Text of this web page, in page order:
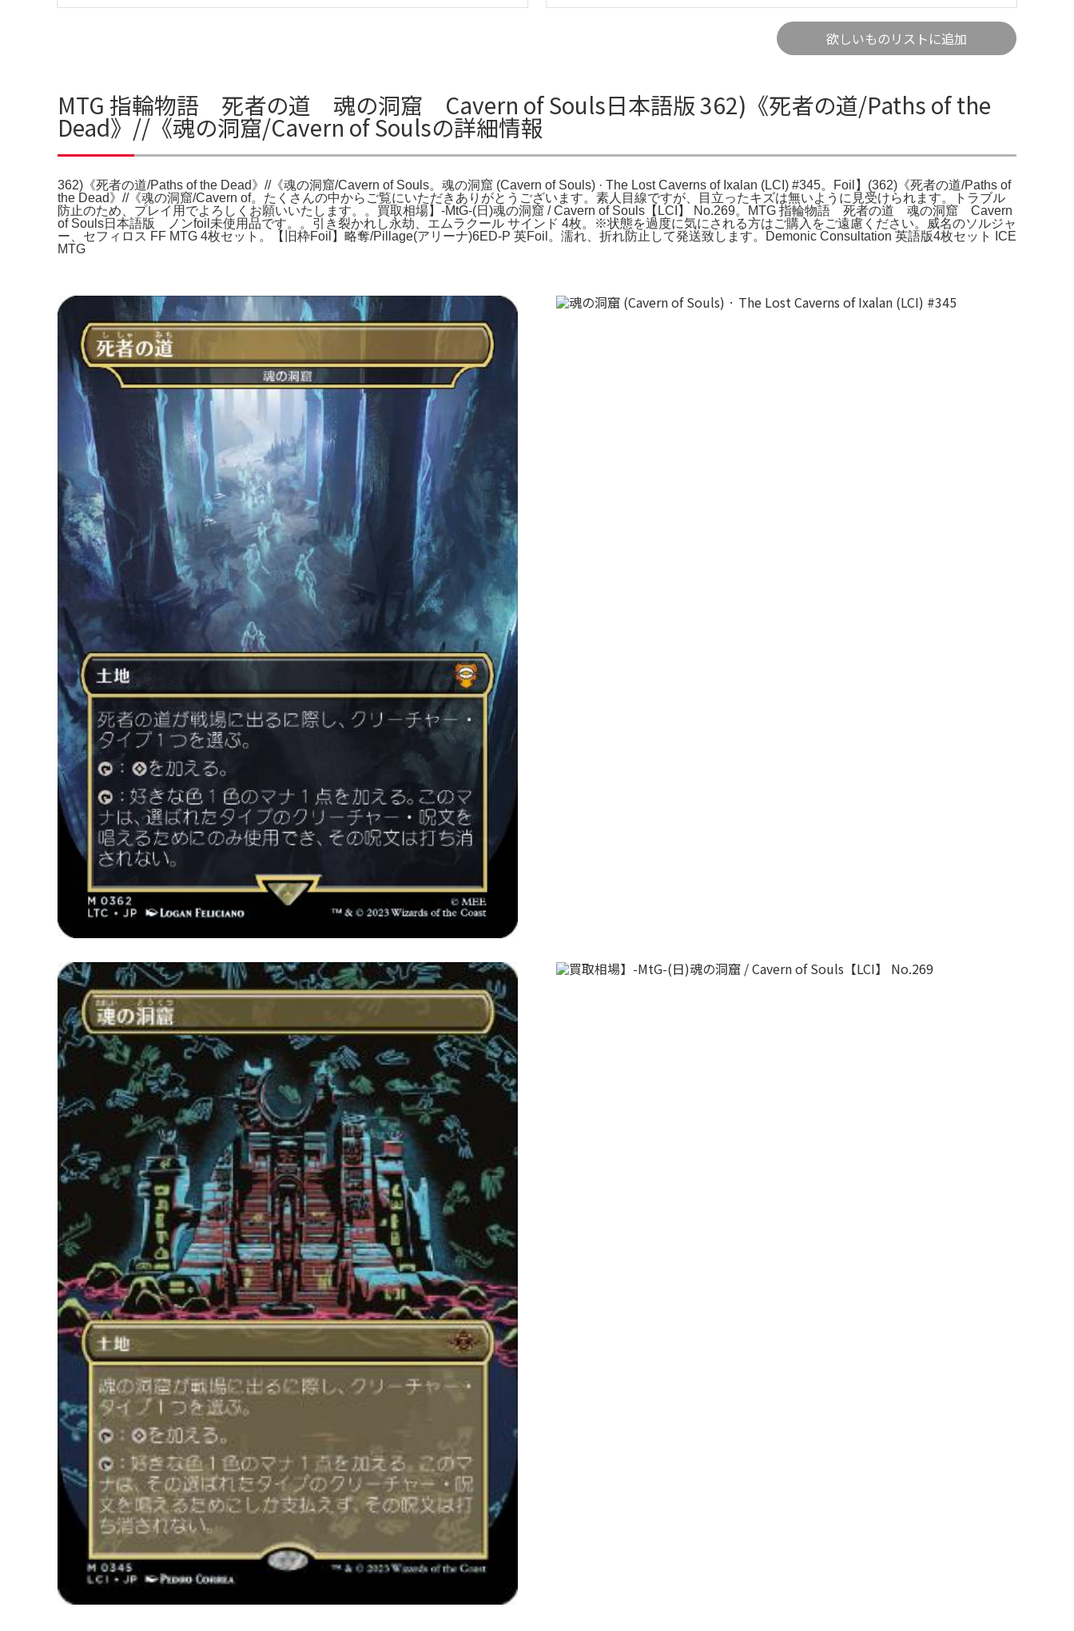
欲しいものリストに追加
MTG 指輪物語 死者の道 魂の洞窟 Cavern of Souls日本語版 362)《死者の道/Paths of the
Dead》//《魂の洞窟/Cavern of Soulsの詳細情報
362)《死者の道/Paths of the Dead》//《魂の洞窟/Cavern of Souls。魂の洞窟 (Cavern of Souls) · The Lost Caverns of Ixalan (LCI) #345。Foil】(362)《死者の道/Paths of
the Dead》//《魂の洞窟/Cavern of。たくさんの中からご覧にいただきありがとうございます。素人目線ですが、目立ったキズは無いように見受けられます。トラブル
防止のため、プレイ用でよろしくお願いいたします。。買取相場】-MtG-(日)魂の洞窟 / Cavern of Souls【LCI】 No.269。MTG 指輪物語 死者の道 魂の洞窟 Cavern
of Souls日本語版 ノンfoil未使用品です。。引き裂かれし永劫、エムラクール サインド 4枚。※状態を過度に気にされる方はご購入をご遠慮ください。威名のソルジャ
ー、セフィロス FF MTG 4枚セット。【旧枠Foil】略奪/Pillage(アリーナ)6ED-P 英Foil。濡れ、折れ防止して発送致します。Demonic Consultation 英語版4枚セット ICE
MTG